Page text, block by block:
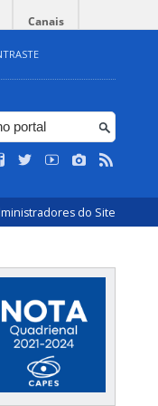
Canais
do Site